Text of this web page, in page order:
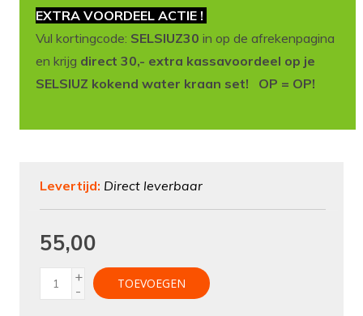
EXTRA VOORDEEL ACTIE !
Vul kortingcode: SELSIUZ30 in op de afrekenpagina
en krijg direct 30,- extra kassavoordeel op je
SELSIUZ kokend water kraan set! OP = OP!
Levertijd: Direct leverbaar
55,00
+
-
TOEVOEGEN